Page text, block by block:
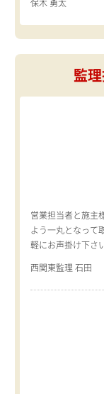
保木 勇太
監
営業担当者と施主
よう一丸となって
軽にお声掛け下さい
西関東監理 石田